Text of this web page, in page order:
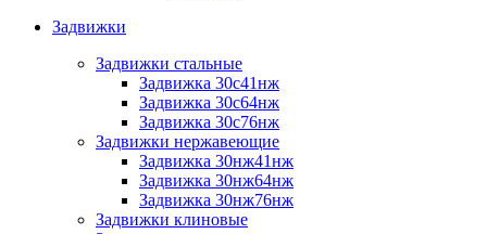
Задвижки
Задвижки стальные
Задвижка 30с41нж
Задвижка 30с64нж
Задвижка 30с76нж
Задвижки нержавеющие
Задвижка 30нж41нж
Задвижка 30нж64нж
Задвижка 30нж76нж
Задвижки клиновые